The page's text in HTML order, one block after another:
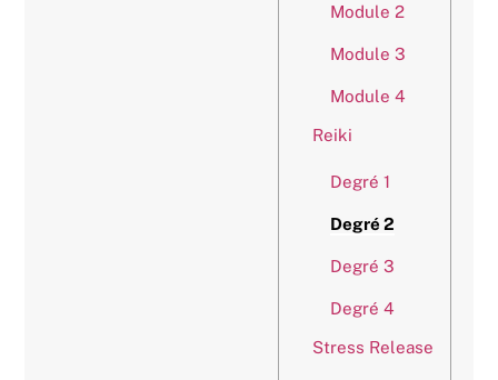
Module 2
Module 3
Module 4
Reiki
Degré 1
Degré 2
Degré 3
Degré 4
Stress Release